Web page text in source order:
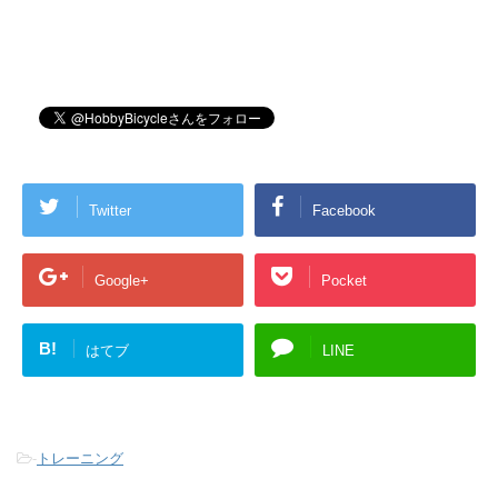
Twitter Facebook
Google+ Pocket
B! はてブ LINE
- トレーニング